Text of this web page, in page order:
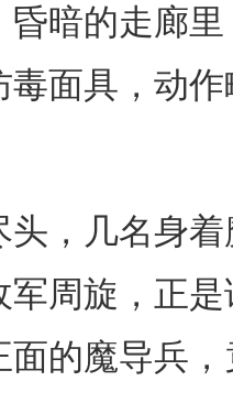
昏暗的走廊
毒面具，动
几名身着
军周旋，正
面的魔导兵